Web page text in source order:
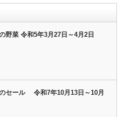
野菜 令和5年3月27日～4月2日
セール 令和7年10月13日～10月